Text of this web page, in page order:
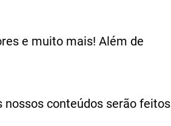
e muito mais! Além de
nossos conteúdos serão feitos